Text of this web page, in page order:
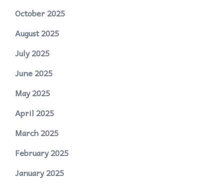
October 2025
August 2025
July 2025
June 2025
May 2025
April 2025
March 2025
February 2025
January 2025